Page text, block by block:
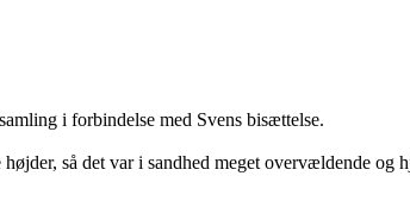
i forbindelse med Svens bisættelse.
så det var i sandhed meget overvældende